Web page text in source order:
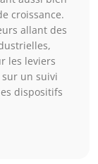
croissance.
allant des
les leviers
sur un suivi
dispositifs